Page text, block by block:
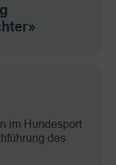
im Hundesport
des